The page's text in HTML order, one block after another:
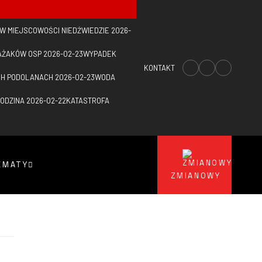
MIEJSCOWOŚCI NIEDŹWIEDZIE 2026-
OSP 2026-02-23WYPADEK
PODOLANACH 2026-02-23WODA
2026-02-22KATASTROFA
KONTAKT
ZMIANOWY